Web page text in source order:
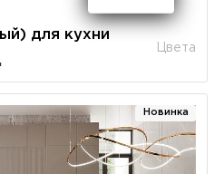
для кухни
Цвета
Новинка